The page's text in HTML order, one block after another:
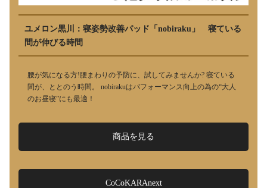
ユメロン黒川：寝姿勢改善パッド「nobiraku」 寝ている
間が伸びる時間
腰が気になる方!腰まわりの予防に、試してみませんか? 寝ている
間が、ととのう時間。 nobirakuはパフォーマンス向上の為の“大人
のお昼寝”にも最適！
商品を見る
CoCoKARAnext